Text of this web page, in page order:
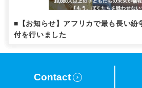
■【お知らせ】アフリカで最も長い紛
付を行いました
Contact